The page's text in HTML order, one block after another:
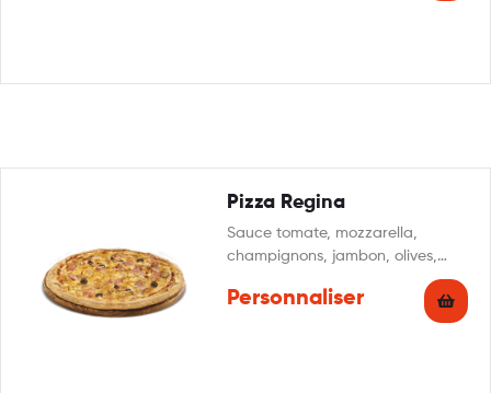
Pizza Regina
Sauce tomate, mozzarella,
champignons, jambon, olives,
Personnaliser